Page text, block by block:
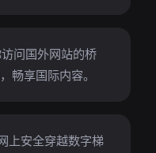
问国外网站的桥
畅享国际内容。
上安全穿越数字梯